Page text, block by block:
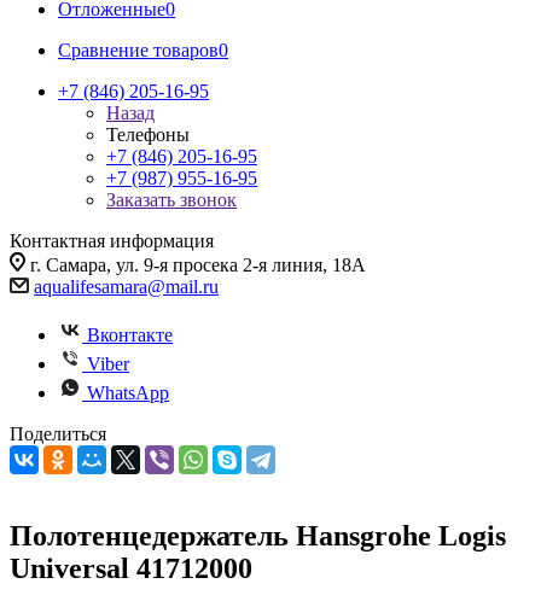
Отложенные0
Сравнение товаров0
+7 (846) 205-16-95
Назад
Телефоны
+7 (846) 205-16-95
+7 (987) 955-16-95
Заказать звонок
Контактная информация
г. Самара, ул. 9-я просека 2-я линия, 18А
aqualifesamara@mail.ru
Вконтакте
Viber
WhatsApp
Поделиться
Полотенцедержатель Hansgrohe Logis
Universal 41712000